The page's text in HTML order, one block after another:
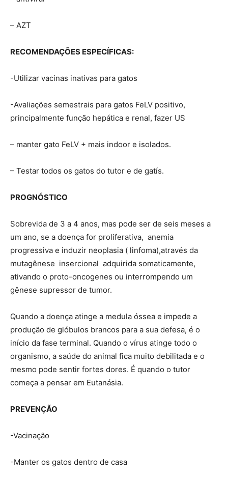
– AZT
RECOMENDAÇÕES ESPECÍFICAS:
-Utilizar vacinas inativas para gatos
-Avaliações semestrais para gatos FeLV positivo,
principalmente função hepática e renal, fazer US
– manter gato FeLV + mais indoor e isolados.
– Testar todos os gatos do tutor e de gatís.
PROGNÓSTICO
Sobrevida de 3 a 4 anos, mas pode ser de seis meses a
um ano, se a doença for proliferativa, anemia
progressiva e induzir neoplasia ( linfoma),através da
mutagênese insercional adquirida somaticamente,
ativando o proto-oncogenes ou interrompendo um
gênese supressor de tumor.
Quando a doença atinge a medula óssea e impede a
produção de glóbulos brancos para a sua defesa, é o
início da fase terminal. Quando o vírus atinge todo o
organismo, a saúde do animal fica muito debilitada e o
mesmo pode sentir fortes dores. É quando o tutor
começa a pensar em Eutanásia.
PREVENÇÃO
-Vacinação
-Manter os gatos dentro de casa